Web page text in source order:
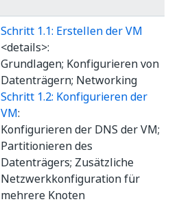
Schritt 1.1: Erstellen der VM
<details>:
Grundlagen; Konfigurieren von
Datenträgern; Networking
Schritt 1.2: Konfigurieren der
VM:
Konfigurieren der DNS der VM;
Partitionieren des
Datenträgers; Zusätzliche
Netzwerkkonfiguration für
mehrere Knoten